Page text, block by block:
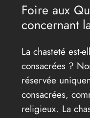
Foire aux
concernant
La chasteté est-
consacrées ?
réservée
consacrées,
religieux. La